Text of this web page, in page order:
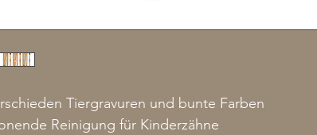
Tiergravuren und bunte Farben
Reinigung für Kinderzähne